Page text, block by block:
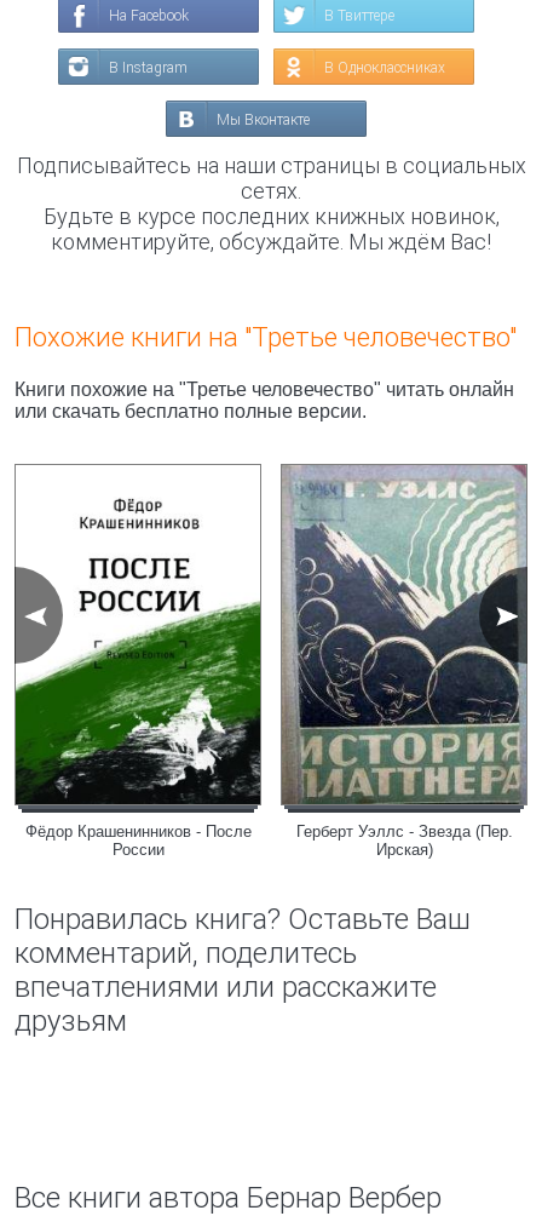
На Facebook В Твиттере
В Instagram В Одноклассниках
Мы Вконтакте
Подписывайтесь на наши страницы в социальных
сетях.
Будьте в курсе последних книжных новинок,
комментируйте, обсуждайте. Мы ждём Вас!
Похожие книги на "Третье человечество"
Книги похожие на "Третье человечество" читать онлайн
или скачать бесплатно полные версии.
Фёдор Крашенинников - После
России
Герберт Уэллс - Звезда (Пер.
Ирская)
Понравилась книга? Оставьте Ваш
комментарий, поделитесь
впечатлениями или расскажите
друзьям
Все книги автора Бернар Вербер